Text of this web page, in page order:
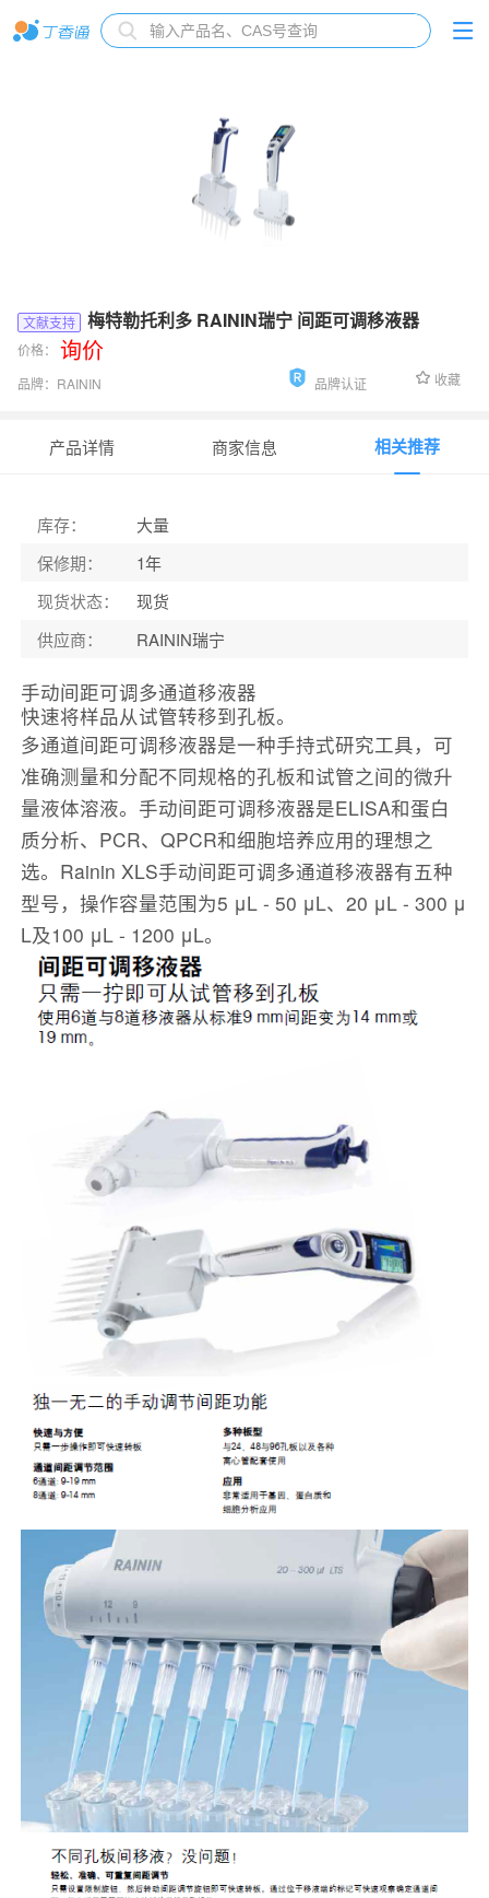
文献支持 梅特勒托利多 RAININ瑞宁 间距可调移液器
价格： 询价
品牌： RAININ 品牌认证 收藏
产品详情 商家信息 相关推荐
库存：
大量
保修期：
1年
现货状态：
现货
供应商： RAININ瑞宁
手动间距可调多通道移液器
快速将样品从试管转移到孔板。
多通道间距可调移液器是一种手持式研究工具，可
准确测量和分配不同规格的孔板和试管之间的微升
量液体溶液。手动间距可调移液器是ELISA和蛋白
质分析、PCR、QPCR和细胞培养应用的理想之
选。Rainin XLS手动间距可调多通道移液器有五种
型号，操作容量范围为5 μL - 50 μL、20 μL - 300 μ
L及100 μL - 1200 μL。